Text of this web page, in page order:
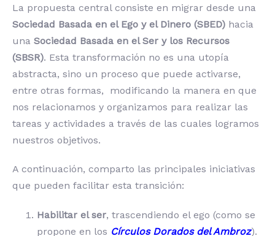
La propuesta central consiste en migrar desde una
Sociedad Basada en el Ego y el Dinero (SBED) hacia
una Sociedad Basada en el Ser y los Recursos
(SBSR). Esta transformación no es una utopía
abstracta, sino un proceso que puede activarse,
entre otras formas, modificando la manera en que
nos relacionamos y organizamos para realizar las
tareas y actividades a través de las cuales logramos
nuestros objetivos.
A continuación, comparto las principales iniciativas
que pueden facilitar esta transición:
Habilitar el ser, trascendiendo el ego (como se
propone en los Círculos Dorados del Ambroz).